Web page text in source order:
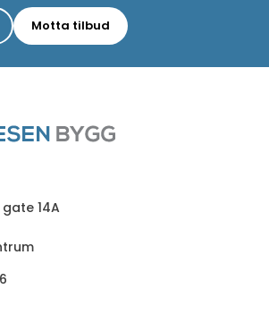
Motta tilbud
14A